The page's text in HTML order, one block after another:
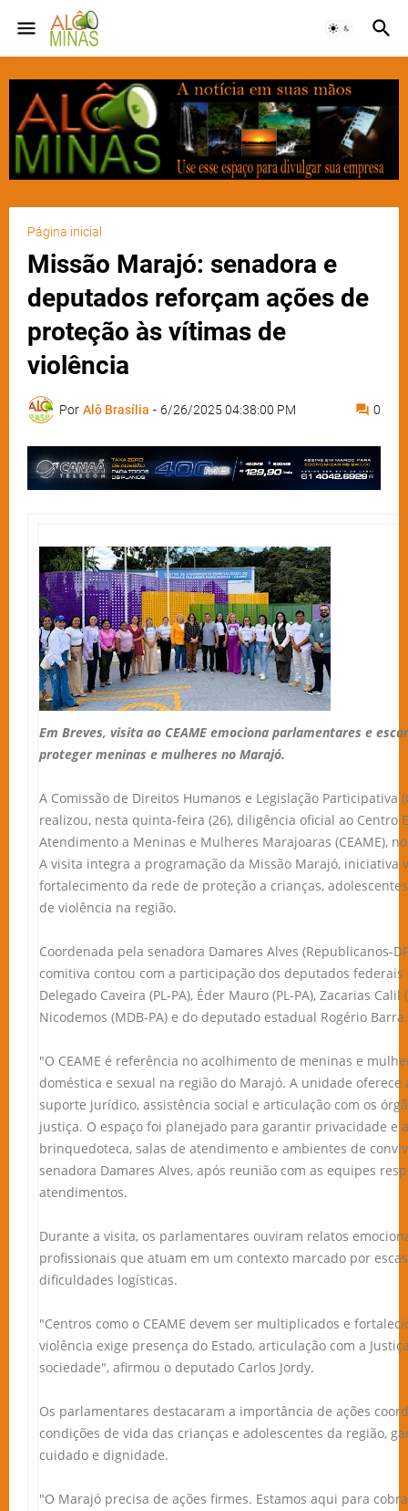
Página inicial
Missão Marajó: senadora e
deputados reforçam ações de
proteção às vítimas de
violência
Por Alô Brasília - 6/26/2025 04:38:00 PM 0
Em Breves, visita ao CEAME emociona parlamentares e
proteger meninas e mulheres no Marajó.
A Comissão de Direitos Humanos e Legislação Participativa
realizou, nesta quinta-feira (26), diligência oficial ao Centro
Atendimento a Meninas e Mulheres Marajoaras (CEAME),
A visita integra a programação da Missão Marajó, iniciativa
fortalecimento da rede de proteção a crianças,
de violência na região.
Coordenada pela senadora Damares Alves (Republicanos-
comitiva contou com a participação dos deputados federais
Delegado Caveira (PL-PA), Éder Mauro (PL-PA), Zacarias Calil
Nicodemos (MDB-PA) e do deputado estadual Rogério Barra
"O CEAME é referência no acolhimento de meninas e
doméstica e sexual na região do Marajó. A unidade
suporte jurídico, assistência social e articulação com os
justiça. O espaço foi planejado para garantir privacidade e
brinquedoteca, salas de atendimento e ambientes de
senadora Damares Alves, após reunião com as equipes
atendimentos.
Durante a visita, os parlamentares ouviram relatos
profissionais que atuam em um contexto marcado por
dificuldades logísticas.
"Centros como o CEAME devem ser multiplicados e
violência exige presença do Estado, articulação com a
sociedade", afirmou o deputado Carlos Jordy.
Os parlamentares destacaram a importância de ações
condições de vida das crianças e adolescentes da região,
cuidado e dignidade.
"O Marajó precisa de ações firmes. Estamos aqui para